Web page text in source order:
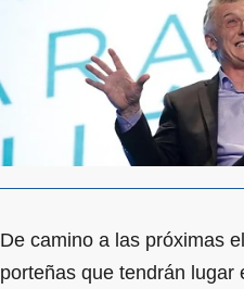
De camino a las próximas
porteñas que tendrán lugar